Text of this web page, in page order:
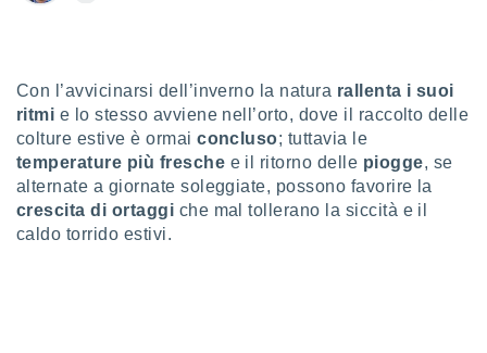
è
di
nostri
di
il
Con l’avvicinarsi dell’inverno la natura rallenta i suoi
ritmi e lo stesso avviene nell’orto, dove il raccolto delle
colture estive è ormaiconcluso; tuttavia le
temperature più fresche e il ritorno delle piogge, se
alternate a giornate soleggiate, possono favorire la
crescita di ortaggi che mal tollerano la siccità e il
caldo torrido estivi.